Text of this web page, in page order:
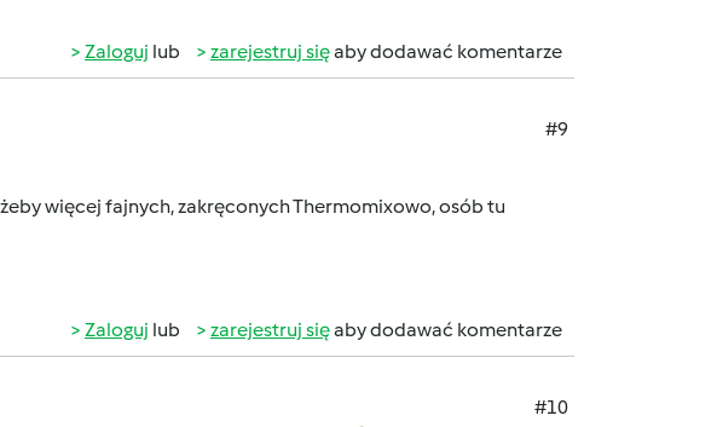
Zaloguj lub zarejestruj sięaby dodawać komentarze
#9
więcej fajnych, zakręconych Thermomixowo, osób tu
Zaloguj lub zarejestruj sięaby dodawać komentarze
#10